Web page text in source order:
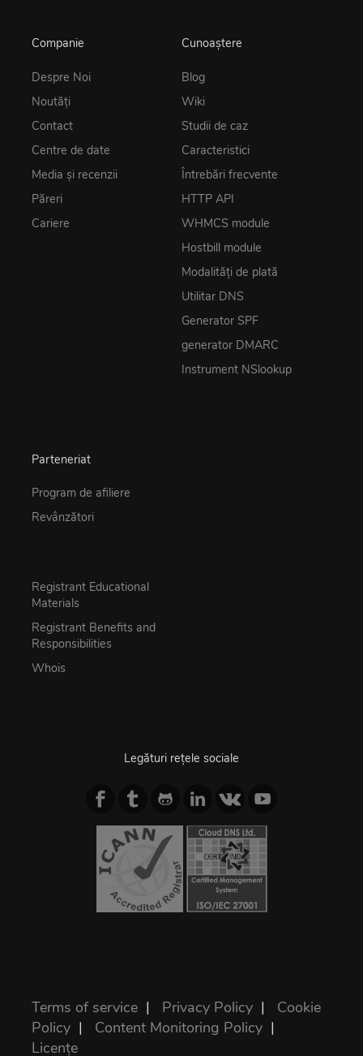
Companie
Despre Noi
Noutăţi
Contact
Centre de date
Media și recenzii
Păreri
Cariere
Cunoaștere
Blog
Wiki
Studii de caz
Caracteristici
Întrebări frecvente
HTTP API
WHMCS module
Hostbill module
Modalități de plată
Utilitar DNS
Generator SPF
generator DMARC
Instrument NSlookup
Parteneriat
Program de afiliere
Revânzători
Registrant Educational
Materials
Registrant Benefits and
Responsibilities
Whois
Legături rețele sociale
Terms of service | Privacy Policy | Cookie
Policy | Content Monitoring Policy |
Licențe